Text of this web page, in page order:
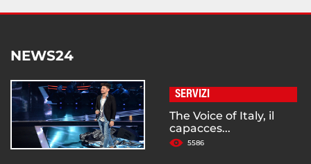
NEWS24
SERVIZI
The Voice of Italy, il
capacces...
5586